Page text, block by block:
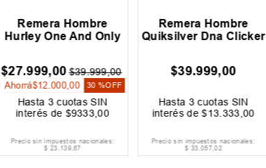
Remera Hombre
Hurley One And Only
$27.999,00 $39.999,00
Ahorrá$12.000,00 30 %OFF
Hasta 3 cuotas SIN
interés de $9333,00
Precio sin impuestos nacionales:
$ 23.139,67
Remera Hombre
Quiksilver Dna Clicker
$39.999,00
Hasta3 cuotas SIN
interés de$13.333,00
Precio sin impuestos nacionales:
$ 33.057,02